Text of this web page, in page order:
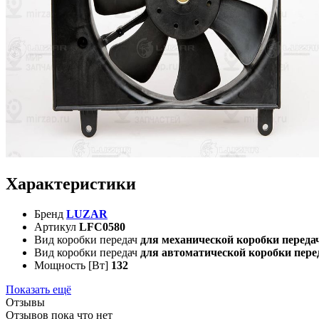
Характеристики
Бренд LUZAR
Артикул LFC0580
Вид коробки передач для механической коробки
Вид коробки передач для автоматической коробки
Мощность [Вт] 132
Показать ещё
Отзывы
Отзывов пока что нет